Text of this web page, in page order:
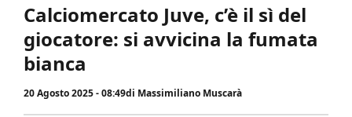
Calciomercato Juve, c’è il sì del
giocatore: si avvicina la fumata
bianca
20 Agosto 2025 - 08:49di Massimiliano Muscarà